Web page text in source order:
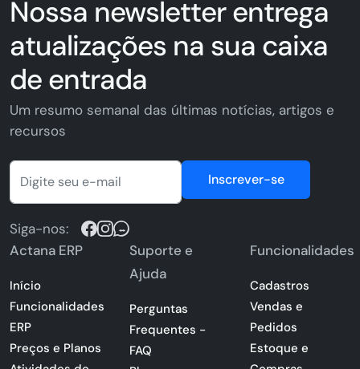
Nossa newsletter entrega
atualizações na sua caixa
de entrada
Um resumo semanal das últimas notícias, artigos e
recursos
Inscrever-se
Siga-nos:
Actana ERP
Início
Funcionalidades
ERP
Preços e Planos
Suporte e
Ajuda
Perguntas
Frequentes -
FAQ
Funcionalidades
Cadastros
Vendas e
Pedidos
Estoque e